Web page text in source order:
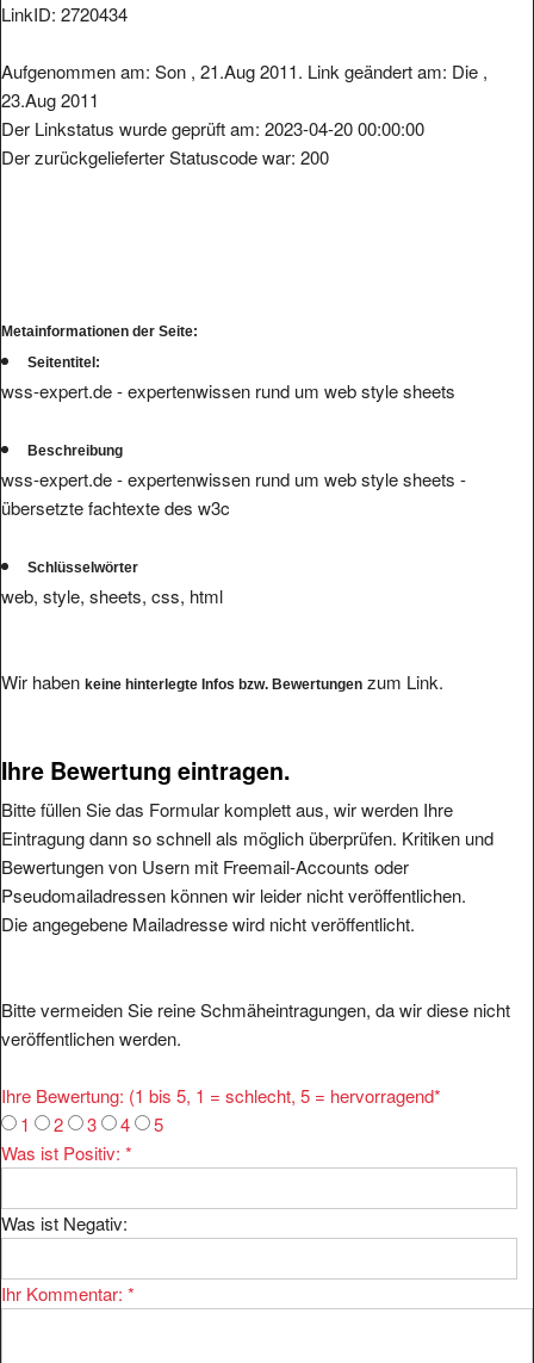
LinkID: 2720434
Aufgenommen am: Son , 21.Aug 2011. Link geändert am: Die ,
23.Aug 2011
Der Linkstatus wurde geprüft am: 2023-04-20 00:00:00
Der zurückgelieferter Statuscode war: 200
Metainformationen der Seite:
Seitentitel:
wss-expert.de - expertenwissen rund um web style sheets
Beschreibung
wss-expert.de - expertenwissen rund um web style sheets -
übersetzte fachtexte des w3c
Schlüsselwörter
web, style, sheets, css, html
Wir haben keine hinterlegte Infos bzw. Bewertungen zum Link.
Ihre Bewertung eintragen.
Bitte füllen Sie das Formular komplett aus, wir werden Ihre
Eintragung dann so schnell als möglich überprüfen. Kritiken und
Bewertungen von Usern mit Freemail-Accounts oder
Pseudomailadressen können wir leider nicht veröffentlichen.
Die angegebene Mailadresse wird nicht veröffentlicht.
Bitte vermeiden Sie reine Schmäheintragungen, da wir diese nicht
veröffentlichen werden.
Ihre Bewertung: (1 bis 5, 1 = schlecht, 5 = hervorragend*
1
2 3 4
5
Was ist Positiv: *
Was ist Negativ:
Ihr Kommentar: *